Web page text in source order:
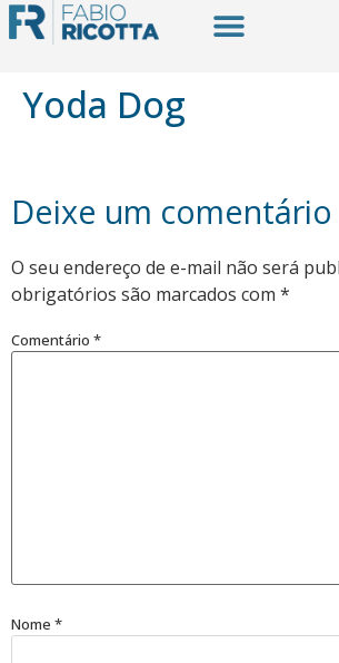
Yoda Dog
Deixe um comentário
O seu endereço de e-mail não será
obrigatórios são marcados com *
Comentário *
Nome *